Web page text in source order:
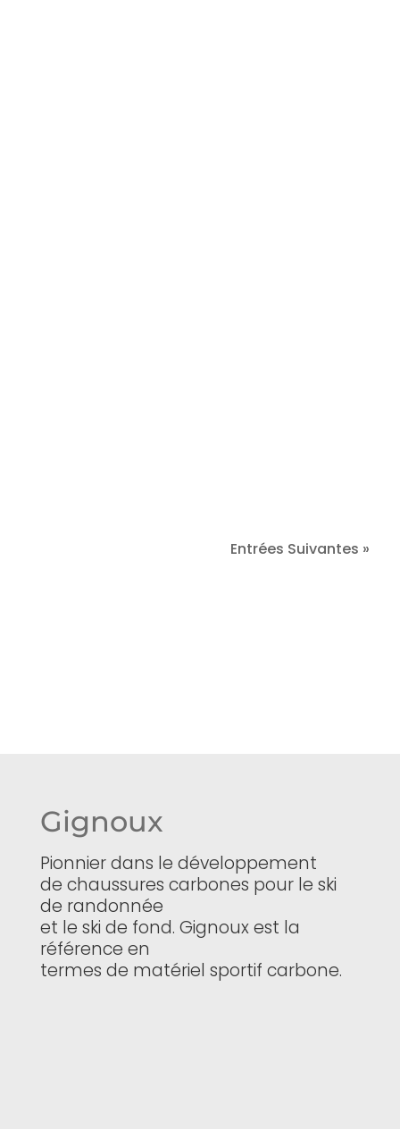
Entrées Suivantes »
Gignoux
Pionnier dans le développement
de chaussures carbones pour le ski
de randonnée
et le ski de fond. Gignoux est la
référence en
termes de matériel sportif carbone.